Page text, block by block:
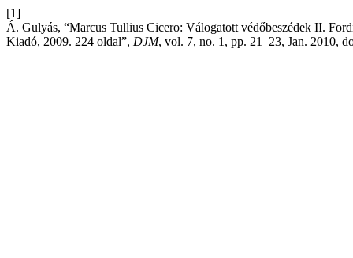
[1]
Á. Gulyás, “Marcus Tullius Cicero: Válogatott védőbeszédek II.
Kiadó, 2009. 224 oldal”, DJM, vol. 7, no. 1, pp. 21–23, Jan. 2010,